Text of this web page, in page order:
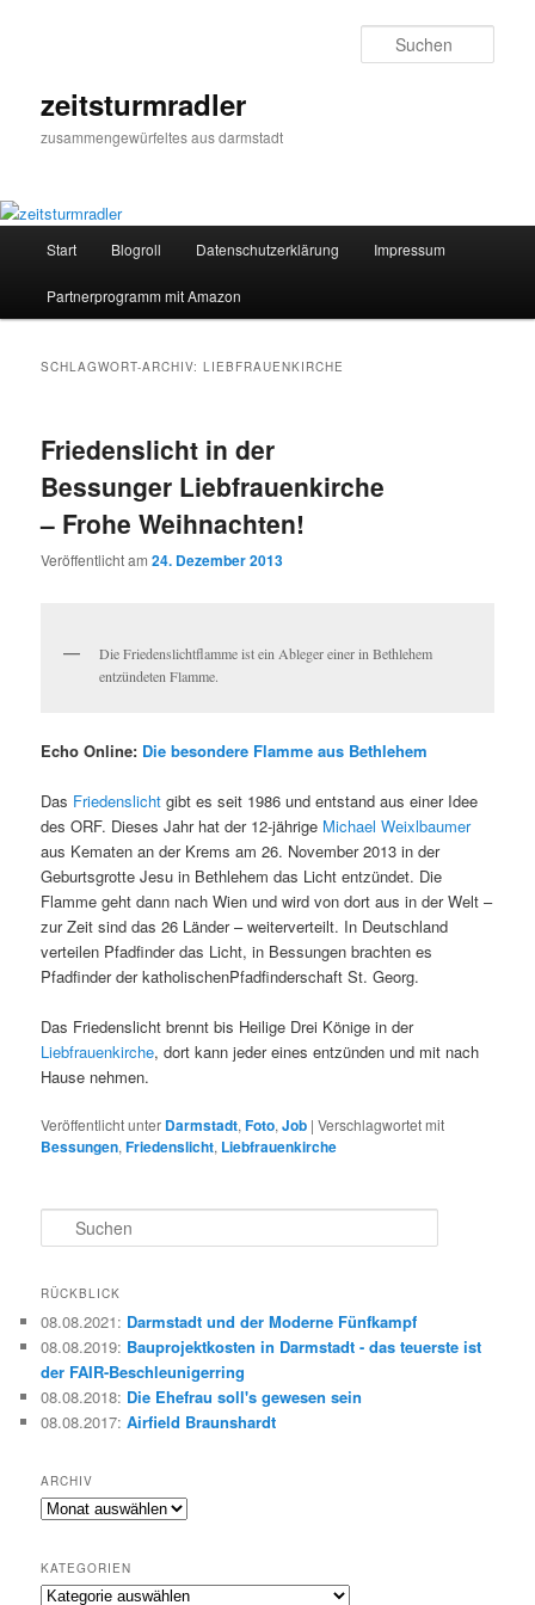
zeitsturmradler
zusammengewürfeltes aus darmstadt
Start Blogroll Datenschutzerklärung Impressum
Partnerprogramm mit Amazon
SCHLAGWORT-ARCHIV:LIEBFRAUENKIRCHE
Friedenslicht in der
Bessunger Liebfrauenkirche
– Frohe Weihnachten!
Veröffentlicht am24. Dezember 2013
Die Friedenslichtflamme ist ein Ableger einer in Bethlehem
entzündeten Flamme.
Echo Online: Die besondere Flamme aus Bethlehem
Das Friedenslicht gibt es seit 1986 und entstand aus einer Idee
des ORF. Dieses Jahr hat der 12-jährige Michael Weixlbaumer
aus Kematen an der Krems am 26. November 2013 in der
Geburtsgrotte Jesu in Bethlehem das Licht entzündet. Die
Flamme geht dann nach Wien und wird von dort aus in der Welt –
zur Zeit sind das 26 Länder – weiterverteilt. In Deutschland
verteilen Pfadfinder das Licht, in Bessungen brachten es
Pfadfinder der katholischenPfadfinderschaft St. Georg.
Das Friedenslicht brennt bis Heilige Drei Könige in der
Liebfrauenkirche, dort kann jeder eines entzünden und mit nach
Hause nehmen.
Veröffentlicht unter Darmstadt,Foto,Job |Verschlagwortet mit
Bessungen,Friedenslicht, Liebfrauenkirche
u
h
n
RÜCKBLICK
08.08.2021: Darmstadt und der Moderne Fünfkampf
08.08.2019: Bauprojektkosten in Darmstadt - das teuerste ist
der FAIR-Beschleunigerring
08.08.2018: Die Ehefrau soll's gewesen sein
08.08.2017:Airfield Braunshardt
ARCHIV
Archiv
KATEGORIEN
Kategorien